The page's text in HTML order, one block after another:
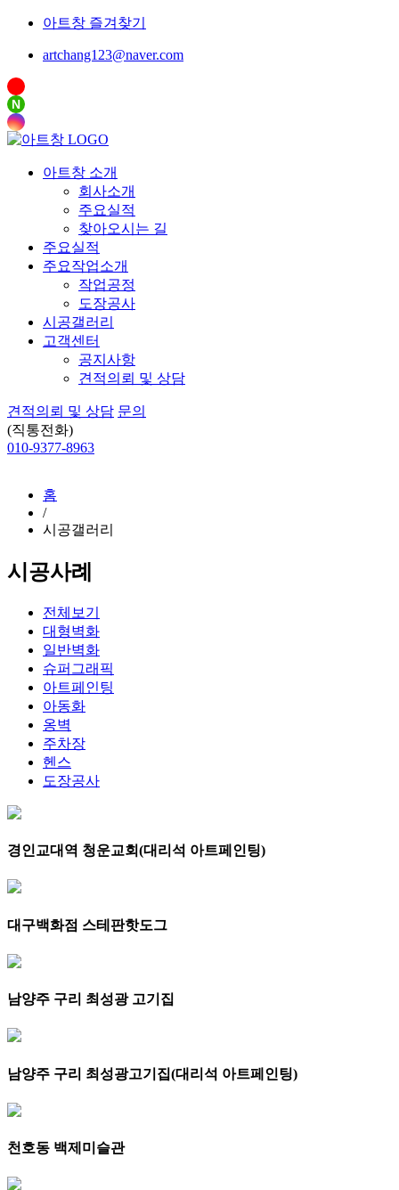
아트창 즐겨찾기
artchang123@naver.com
N
아트창 소개
회사소개
주요실적
찾아오시는 길
주요실적
주요작업소개
작업공정
도장공사
시공갤러리
고객센터
공지사항
견적의뢰 및 상담
견적의뢰 및 상담 문의
(직통전화)
010-9377-8963
홈
/
시공갤러리
시공사례
전체보기
대형벽화
일반벽화
슈퍼그래픽
아트페인팅
아동화
옹벽
주차장
헨스
도장공사
경인교대역 청운교회(대리석 아트페인팅)
대구백화점 스테판핫도그
남양주 구리 최성광 고기집
남양주 구리 최성광고기집(대리석 아트페인팅)
천호동 백제미슬관